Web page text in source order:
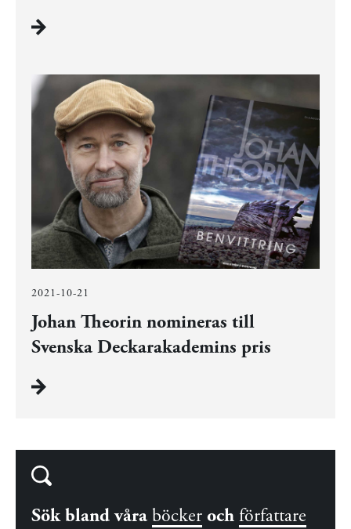
2021-10-21
Johan Theorin nomineras till
Svenska Deckarakademins pris
Sök bland våra böcker och författare